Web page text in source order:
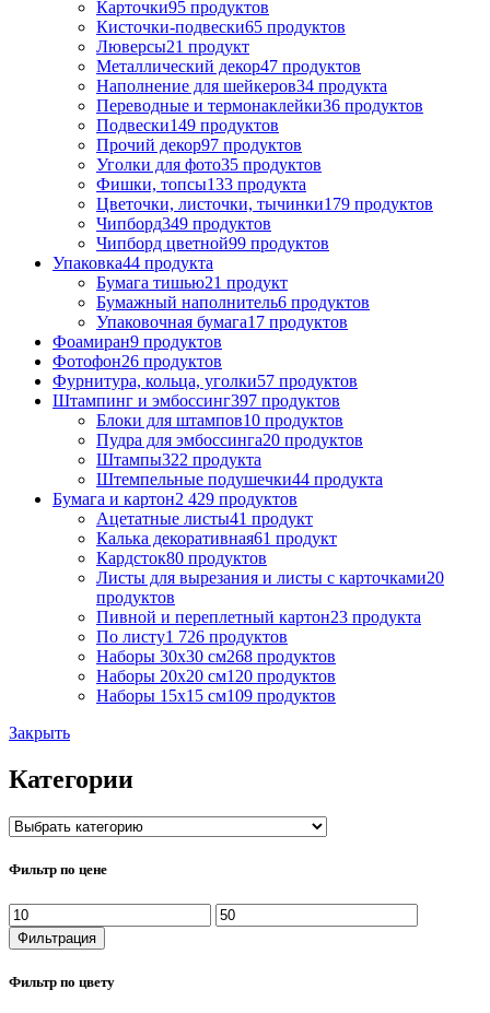
Карточки95 продуктов
Кисточки-подвески65 продуктов
Люверсы21 продукт
Металлический декор47 продуктов
Наполнение для шейкеров34 продукта
Переводные и термонаклейки36 продуктов
Подвески149 продуктов
Прочий декор97 продуктов
Уголки для фото35 продуктов
Фишки, топсы133 продукта
Цветочки, листочки, тычинки179 продуктов
Чипборд349 продуктов
Чипборд цветной99 продуктов
Упаковка44 продукта
Бумага тишью21 продукт
Бумажный наполнитель6 продуктов
Упаковочная бумага17 продуктов
Фоамиран9 продуктов
Фотофон26 продуктов
Фурнитура, кольца, уголки57 продуктов
Штампинг и эмбоссинг397 продуктов
Блоки для штампов10 продуктов
Пудра для эмбоссинга20 продуктов
Штампы322 продукта
Штемпельные подушечки44 продукта
Бумага и картон2 429 продуктов
Ацетатные листы41 продукт
Калька декоративная61 продукт
Кардсток80 продуктов
Листы для вырезания и листы с карточками20
продуктов
Пивной и переплетный картон23 продукта
По листу1 726 продуктов
Наборы 30х30 см268 продуктов
Наборы 20х20 см120 продуктов
Наборы 15х15 см109 продуктов
Закрыть
Категории
Фильтр по цене
Минимальная
цена
Максимальная
цена
Фильтрация
Фильтр по цвету